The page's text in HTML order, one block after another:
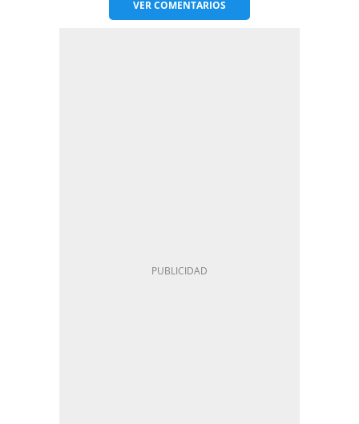
VERCOMENTARIOS